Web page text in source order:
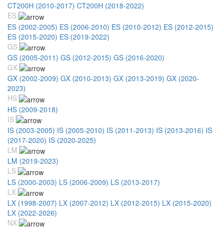
CT200H (2010-2017) CT200H (2018-2022)
ES
ES (2002-2005) ES (2006-2010) ES (2010-2012) ES (2012-2015)
ES (2015-2020) ES (2019-2022)
GS
GS (2005-2011) GS (2012-2015) GS (2016-2020)
GX
GX (2002-2009) GX (2010-2013) GX (2013-2019) GX (2020-
2023)
HS
HS (2009-2018)
IS
IS (2003-2005) IS (2005-2010) IS (2011-2013) IS (2013-2016) IS
(2017-2020) IS (2020-2025)
LM
LM (2019-2023)
LS
LS (2000-2003) LS (2006-2009) LS (2013-2017)
LX
LX (1998-2007) LX (2007-2012) LX (2012-2015) LX (2015-2020)
LX (2022-2026)
NX